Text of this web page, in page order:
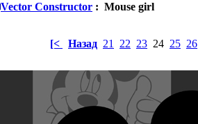
Vector Constructor : Mouse girl
[< Назад 21 22 23 24 25 26